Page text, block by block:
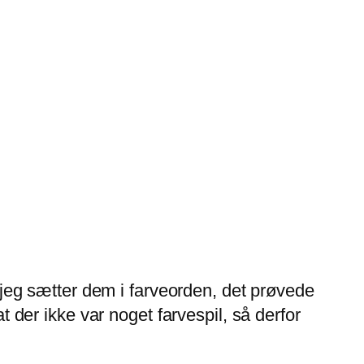
sætter dem i farveorden, det prøvede
der ikke var noget farvespil, så derfor